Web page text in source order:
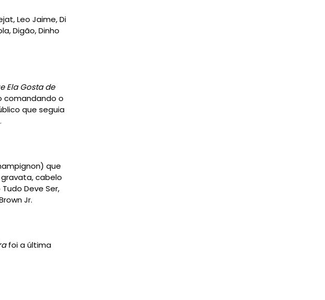
Leo Jaime, Di
Digão, Dinho
Ela Gosta de
comandando o
que seguia
que
cabelo
Deve Ser,
Jr.
foi a última